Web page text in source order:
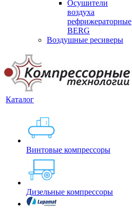
Осушители
воздуха
рефрижераторные
BERG
Воздушные ресиверы
Каталог
Винтовые компрессоры
Дизельные компрессоры